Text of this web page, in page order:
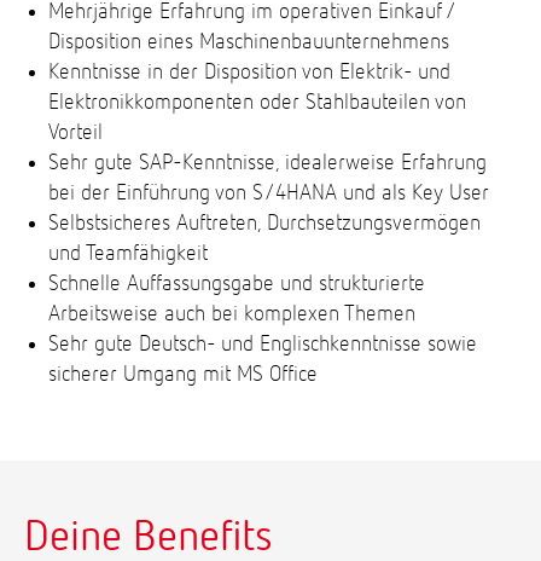
Mehrjährige Erfahrung im operativen Einkauf /
Disposition eines Maschinenbauunternehmens
Kenntnisse in der Disposition von Elektrik- und
Elektronikkomponenten oder Stahlbauteilen von
Vorteil
Sehr gute SAP-Kenntnisse, idealerweise Erfahrung
bei der Einführung von S/4HANA und als Key User
Selbstsicheres Auftreten, Durchsetzungsvermögen
und Teamfähigkeit
Schnelle Auffassungsgabe und strukturierte
Arbeitsweise auch bei komplexen Themen
Sehr gute Deutsch- und Englischkenntnisse sowie
sicherer Umgang mit MS Office
Deine Benefits